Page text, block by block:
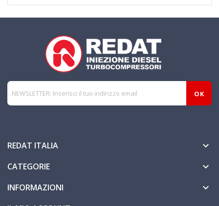
REDAT ITALIA 
CATEGORIE 
INFORMAZIONI 